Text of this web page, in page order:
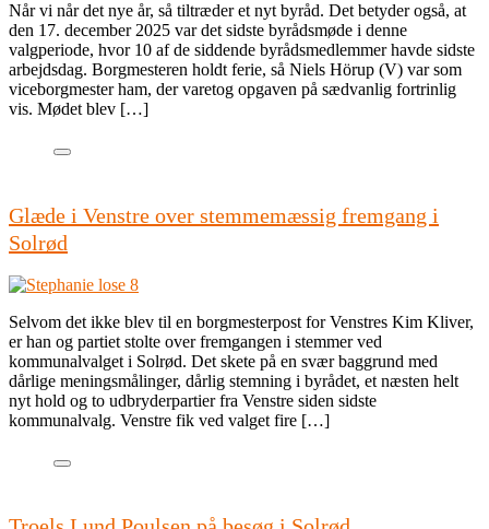
Når vi når det nye år, så tiltræder et nyt byråd. Det betyder også, at
den 17. december 2025 var det sidste byrådsmøde i denne
valgperiode, hvor 10 af de siddende byrådsmedlemmer havde sidste
arbejdsdag. Borgmesteren holdt ferie, så Niels Hörup (V) var som
viceborgmester ham, der varetog opgaven på sædvanlig fortrinlig
vis. Mødet blev […]
Glæde i Venstre over stemmemæssig fremgang i
Solrød
Selvom det ikke blev til en borgmesterpost for Venstres Kim Kliver,
er han og partiet stolte over fremgangen i stemmer ved
kommunalvalget i Solrød. Det skete på en svær baggrund med
dårlige meningsmålinger, dårlig stemning i byrådet, et næsten helt
nyt hold og to udbryderpartier fra Venstre siden sidste
kommunalvalg. Venstre fik ved valget fire […]